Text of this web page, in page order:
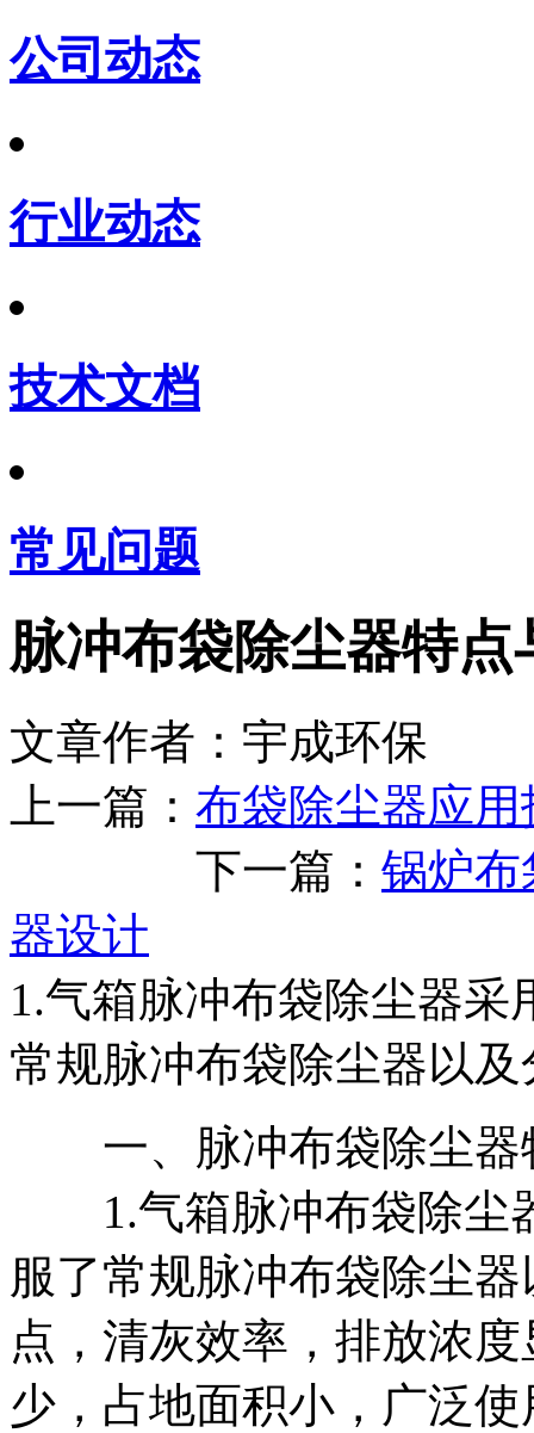
公司动态
行业动态
技术文档
常见问题
脉冲布袋除尘器特
文章作者：宇成环保
上一篇： 布袋除尘器应
下一篇： 锅炉布
器设计
1.气箱脉冲布袋除尘器
常规脉冲布袋除尘器以
一、脉冲布袋除尘器
1.气箱脉冲布袋除尘
服了常规脉冲布袋除尘
点，清灰效率，排放浓
少，占地面积小，广泛